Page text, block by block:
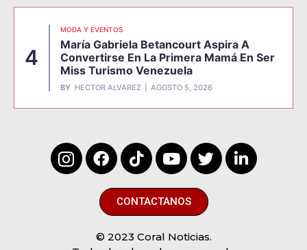
4
MODA Y EVENTOS
María Gabriela Betancourt Aspira A
Convertirse En La Primera Mamá En Ser
Miss Turismo Venezuela
BY HECTOR ALVAREZ AGOSTO 5, 2026
CONTACTANOS
© 2023 Coral Noticias.